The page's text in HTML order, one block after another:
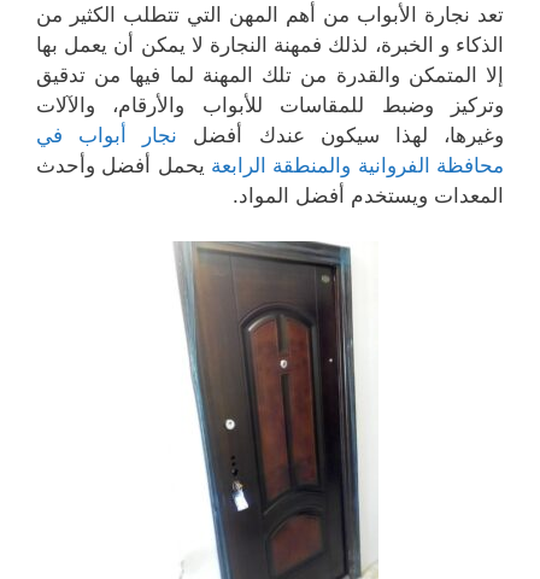
تعد نجارة الأبواب من أهم المهن التي تتطلب الكثير من
الذكاء و الخبرة، لذلك فمهنة النجارة لا يمكن أن يعمل بها
إلا المتمكن والقدرة من تلك المهنة لما فيها من تدقيق
وتركيز وضبط للمقاسات للأبواب والأرقام، والآلات
وغيرها، لهذا سيكون عندك أفضل نجار أبواب في
محافظة الفروانية والمنطقة الرابعة يحمل أفضل وأحدث
المعدات ويستخدم أفضل المواد.